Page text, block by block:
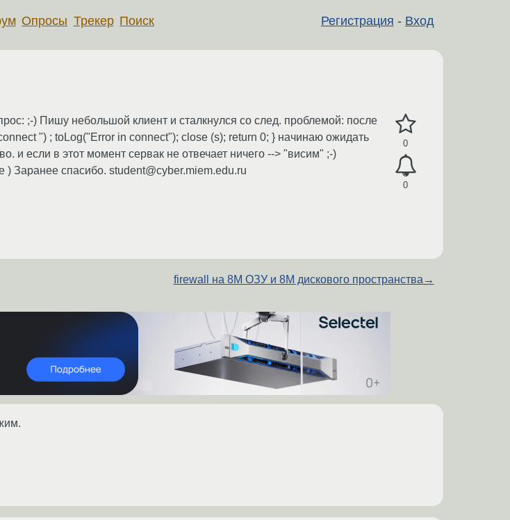
Регистрация - Вход
Опросы Трекер Поиск
0
0
;-) Пишу небольшой клиент и сталкнулся со след. проблемой: после
") ; toLog("Error in connect"); close (s); return 0; } начинаю ожидать
и если в этот момент сервак не отвечает ничего --> "висим" ;-)
Заранее спасибо. student@cyber.miem.edu.ru
firewall на 8М ОЗУ и 8М дискового пространства →